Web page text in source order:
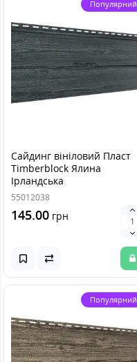
Популярний
Сайдинг вініловий Пласт
Timberblock Ялина
Ірландська
55012038
145.00 грн
Популярний